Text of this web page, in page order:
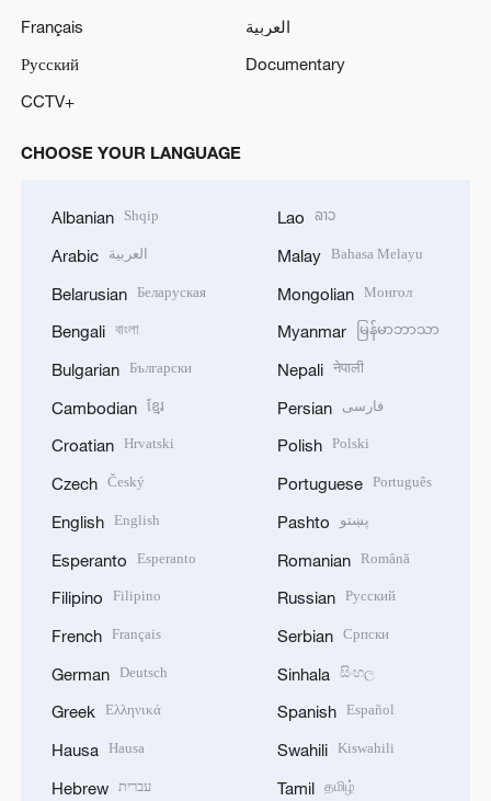
Français
العربية
Русский
Documentary
CCTV+
CHOOSE YOUR LANGUAGE
Albanian Shqip
Arabic العربية
Belarusian Беларуская
Bengali বাংলা
Bulgarian Български
Cambodian ខ្មែរ
Croatian Hrvatski
Czech Český
English English
Esperanto Esperanto
Filipino Filipino
French Français
German Deutsch
Greek Ελληνικά
Hausa Hausa
Hebrew עברית
Lao ລາວ
Malay Bahasa Melayu
Mongolian Монгол
Myanmar မြန်မာဘာသာ
Nepali नेपाली
Persian فارسی
Polish Polski
Portuguese Português
Pashto پښتو
Romanian Română
Russian Русский
Serbian Српски
Sinhala සිංහල
Spanish Español
Swahili Kiswahili
Tamil தமிழ்